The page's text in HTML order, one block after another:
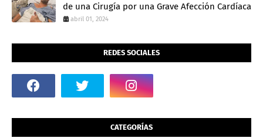
de una Cirugía por una Grave Afección Cardíaca
abril 01, 2024
REDES SOCIALES
CATEGORÍAS